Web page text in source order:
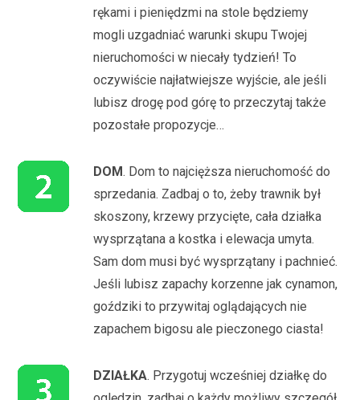
rękami i pieniędzmi na stole będziemy
mogli uzgadniać warunki skupu Twojej
nieruchomości w niecały tydzień! To
oczywiście najłatwiejsze wyjście, ale jeśli
lubisz drogę pod górę to przeczytaj także
pozostałe propozycje…
DOM. Dom to najcięższa nieruchomość do
sprzedania. Zadbaj o to, żeby trawnik był
skoszony, krzewy przycięte, cała działka
wysprzątana a kostka i elewacja umyta.
Sam dom musi być wysprzątany i pachnieć.
Jeśli lubisz zapachy korzenne jak cynamon,
goździki to przywitaj oglądających nie
zapachem bigosu ale pieczonego ciasta!
DZIAŁKA. Przygotuj wcześniej działkę do